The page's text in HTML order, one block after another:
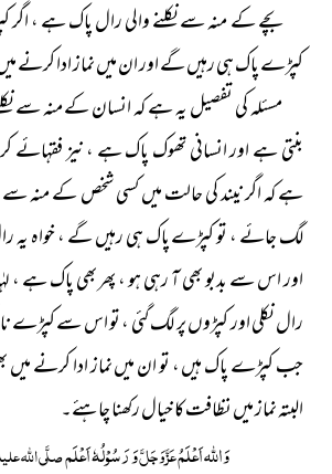
بچے کے منہ سے نکلنے والی رال پاک ہے ،
کپڑے پاک ہی رہیں گے اور ان میں نماز ادا کرنے
مسئلہ کی تفصیل یہ ہے کہ انسان کے منہ سے
بنتی ہے اور انسانی تھوک پاک ہے ، نیز فقہائے
ہے کہ اگر نیند کی حالت میں کسی شخص کے منہ
لگ جائے ، تو کپڑے پاک ہی رہیں گے ، خواہ یہ
اور اس سے بدبو بھی آ رہی ہو ، پھر بھی پاک ہے ،
رال نکلی اور کپڑوں پر لگ گئی ، تو اس سے کپڑے
جب کپڑے پاک ہیں ، تو ان میں نماز ادا کرنے میں
البتہ نماز میں نظافت کا خیال رکھنا چاہئے۔
وَاللہ اَعْلَمُعَزَّوَجَلَّوَ رَسُوْلُہٗ اَعْلَمصلَّی اللہ